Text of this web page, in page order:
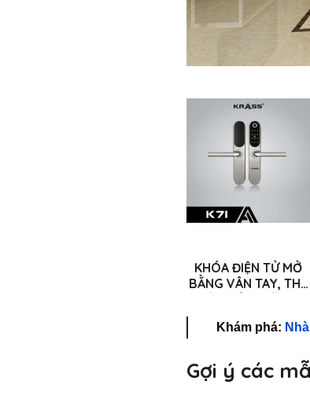
KHÓA ĐIỆN TỬ MỞ
BẰNG VÂN TAY, THẺ
Khám phá:
Gợi ý các